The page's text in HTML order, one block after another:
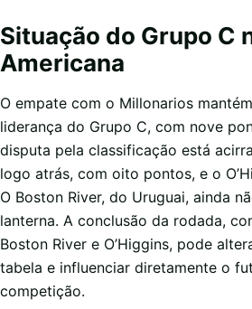
Situação do Grupo C
Americana
O empate com o Millonarios
liderança do Grupo C, com nove
disputa pela classificação está
logo atrás, com oito pontos, e o
O Boston River, do Uruguai, ainda
lanterna. A conclusão da rodada,
Boston River e O’Higgins, pode
tabela e influenciar diretamente o
competição.